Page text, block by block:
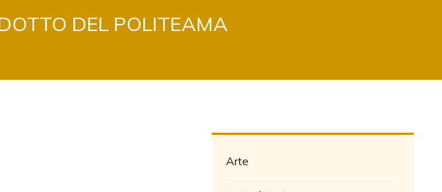
DEL POLITEAMA
Arte